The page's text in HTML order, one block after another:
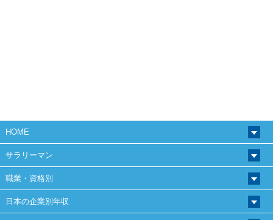
HOME
サラリーマン
職業・資格別
日本の企業別年収